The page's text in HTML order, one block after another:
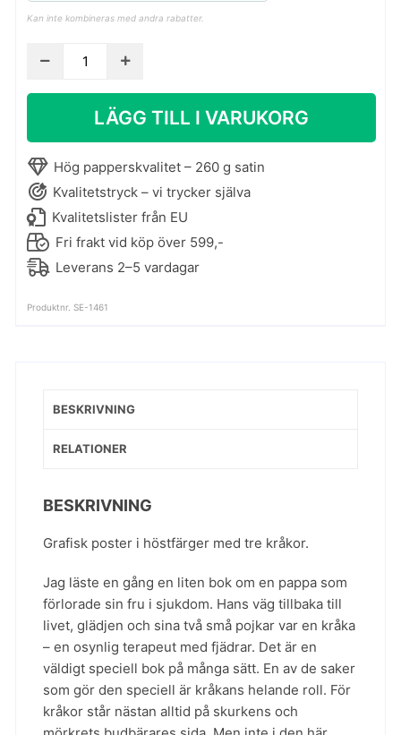
Kan inte kombineras med andra rabatter.
med
kråkorLÄGG TILL I VARUKORG
Hög papperskvalitet – 260 g satin
Kvalitetstryck – vi trycker själva
Kvalitetslister från EU
Fri frakt vid köp över 599,-
Leverans 2–5 vardagar
Produktnr. SE-1461
BESKRIVNING
RELATIONER
BESKRIVNING
Grafisk poster i höstfärger med tre kråkor.
Jag läste en gång en liten bok om en pappa som
förlorade sin fru i sjukdom. Hans väg tillbaka till
livet, glädjen och sina två små pojkar var en kråka
– en osynlig terapeut med fjädrar. Det är en
väldigt speciell bok på många sätt. En av de saker
som gör den speciell är kråkans helande roll. För
kråkor står nästan alltid på skurkens och